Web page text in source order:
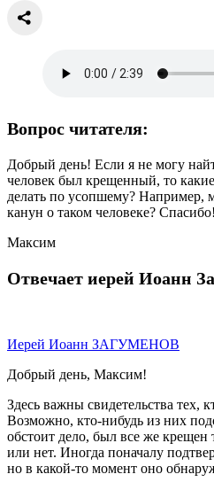
Вопрос читателя:
Добрый день! Если я не могу
человек был крещенный, то
делать по усопшему? Например,
канун о таком человеке? Спасибо!
Максим
Отвечает иерей Иоанн
Иерей Иоанн ЗАГУМЕНОВ
Добрый день, Максим!
Здесь важны свидетельства тех,
Возможно, кто-нибудь из них
обстоит дело, был все же
или нет. Иногда поначалу
но в какой-то момент оно